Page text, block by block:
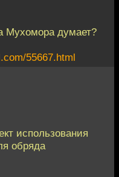
Мухомора думает?
55667.html
использования
обряда